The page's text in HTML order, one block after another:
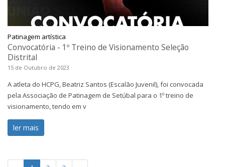
Patinagem artística
Convocatória - 1º Treino de Visionamento Seleção
Distrital
15 de Outubro de 2023
A atleta do HCPG, Beatriz Santos (Escalão Juvenil), foi convocada
pela Associação de Patinagem de Setúbal para o 1º treino de
visionamento, tendo em v
ler mais